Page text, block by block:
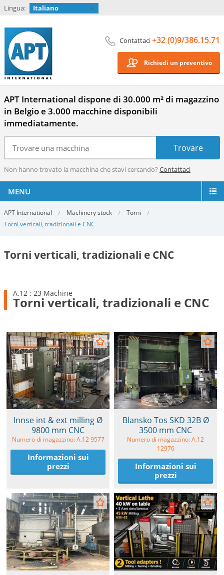
Lingua: Italiano
Contattaci+32 (0)9/386.15.71
Richiedi un preventivo
APT International dispone di 30.000 m² di magazzino
in Belgio e 3.000 macchine disponibili
immediatamente.
Non hanno trovato la macchina che stavi cercando? Contattaci
MENU
APT International Machinery stock
Torni
Torni verticali, tradizionali e CNC
Torni verticali, tradizionali e CNC
A.12 : 23 Machine
Torni verticali, tradizionali e CNC
Innse int & ext milling Ø
9800 mm CNC
Numero di magazzino: A.12 9577
Informazioni sui
prezzi
Blansko Tos SKD 32B Ø
3500 mm CNC
Numero di magazzino: A.12
12976
Informazioni sui
prezzi